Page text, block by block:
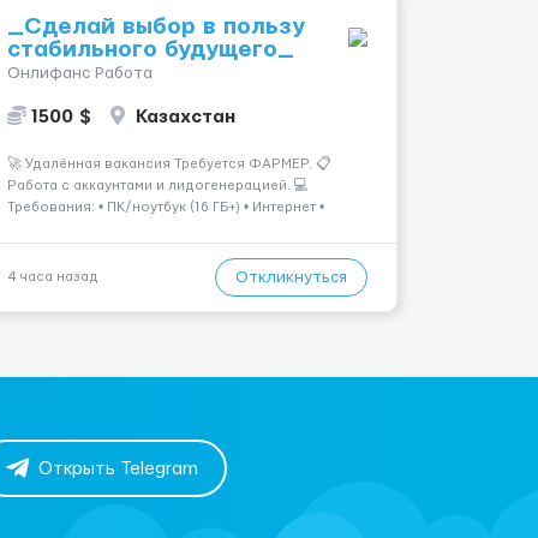
_Сделай выбор в пользу
стабильного будущего_
Онлифанс Работа
1500 $ Казахстан
🚀 Удалённая вакансия Требуется ФАРМЕР. 📋
Работа с аккаунтами и лидогенерацией. 💻
Требования: • ПК/ноутбук (16 ГБ+) • Интернет •
4 часа назад
Откликнуться
Открыть Telegram